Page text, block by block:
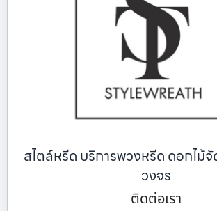
สไตล์หรีด บริการพวงหรีด ดอกไม้
วงจร
ติดต่อเรา